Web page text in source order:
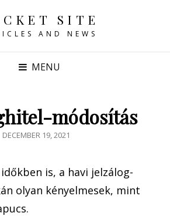
SITE
AND NEWS
MENU
módosítás
POSTED
DECEMBER 19, 2021
is, a havi jelzálog-
olyan kényelmesek, mint